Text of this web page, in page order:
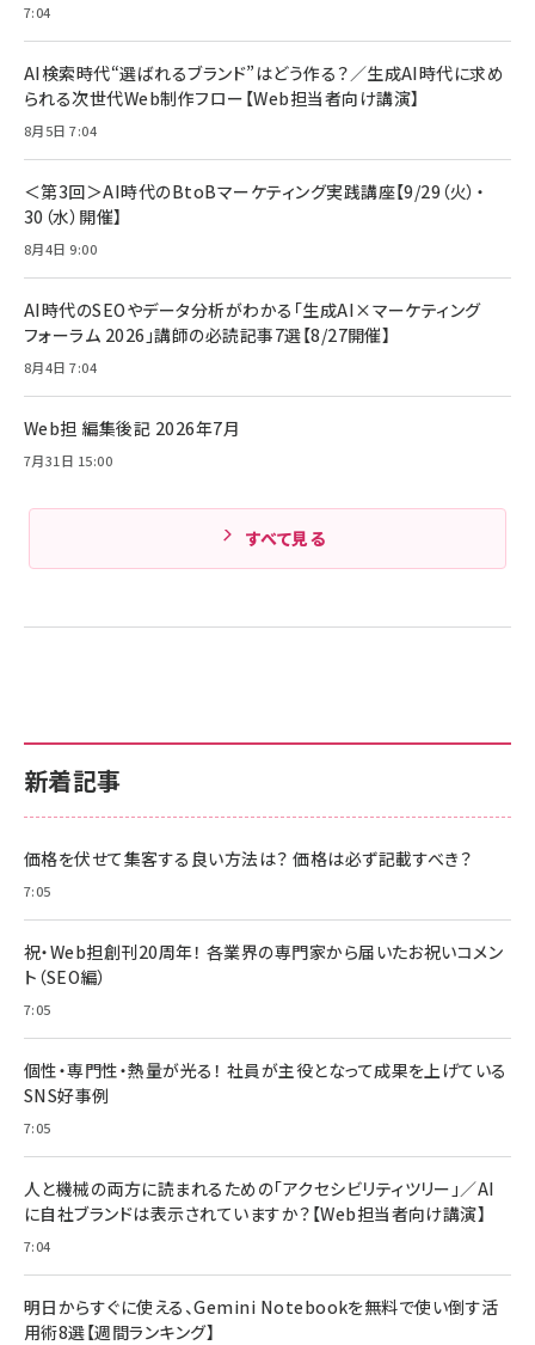
No.2502[2026年後半、あなたの恋と運命／山
￥880
【New】Amazon Fire TV Stick HD | 手軽に
ディアプレイヤー
￥6,980
Anker Soundcore P31i (Bluetooth 6.1)
【完全ワイヤレスイヤホン/アクティブノイズキャ
ンセリング/マルチポイント接続 / 最大50時間
Anker PowerLine III Flow USB-C & USB-
C ケーブル Anker絡まないケーブル 240W 結
束バンド付き USB PD対応 シリコン素材採用
iPhone 17 / 16 / 15 / Galaxy iPad Pro
Amazonランキングをもっと見る
C ケーブル Anker絡まないケーブル 240W 結
iPhone 17 / 16 / 15 / Galaxy iPad Pro
MacBook Pro/Air 各種対応 (1.8m ミッドナ
イトブラック)
￥1,890
本
￥4,192
ヤセラーキャンペーン】
￥4,857
Amazonランキングをもっと見る
新着記事
価格を伏せて集客する良い方法は？ 価格は必ず記載すべき？
7:05
祝・Web担創刊20周年！ 各業界の専門家から届いたお祝いコメン
ト（SEO編）
7:05
個性・専門性・熱量が光る！ 社員が主役となって成果を上げている
SNS好事例
7:05
人と機械の両方に読まれるための「アクセシビリティツリー」／AI
に自社ブランドは表示されていますか？【Web担当者向け講演】
7:04
明日からすぐに使える、Gemini Notebookを無料で使い倒す活
用術8選【週間ランキング】
7:04
AI検索時代“選ばれるブランド”はどう作る？／生成AI時代に求め
られる次世代Web制作フロー【Web担当者向け講演】
8月5日 7:04
＜第3回＞AI時代のBtoBマーケティング実践講座【9/29（火）・
30（水）開催】
8月4日 9:00
AI時代のSEOやデータ分析がわかる「生成AI×マーケティング
フォーラム 2026」講師の必読記事7選【8/27開催】
8月4日 7:04
Web担 編集後記 2026年7月
7月31日 15:00
すべて見る